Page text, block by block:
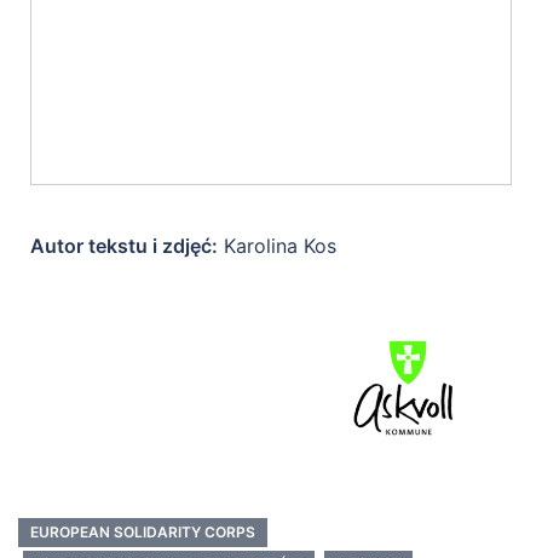
Autor tekstu i zdjęć: Karolina Kos
EUROPEAN SOLIDARITY CORPS